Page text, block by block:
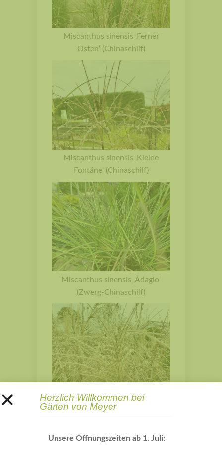
Miscanthus sinensis ‚Ferner
Osten‘ (Chinaschilf)
Miscanthus sinensis ‚Kleine
Fontäne‘ (Chinaschilf)
Miscanthus sinensis ‚Adagio‘
(Zwerg-Chinaschilf)
Miscanthus sinensis ‚Silberspinne‘
(Chinaschilf)
Herzlich Willkommen bei
Gärten von Meyer
Unsere Öffnungszeiten ab 1. Juli: